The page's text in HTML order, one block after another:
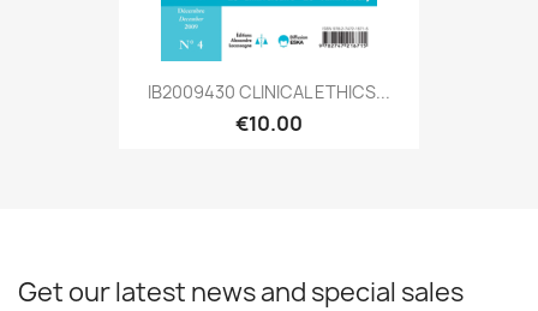
IB2009430 CLINICAL ETHICS...
€10.00
Get our latest news and special sales